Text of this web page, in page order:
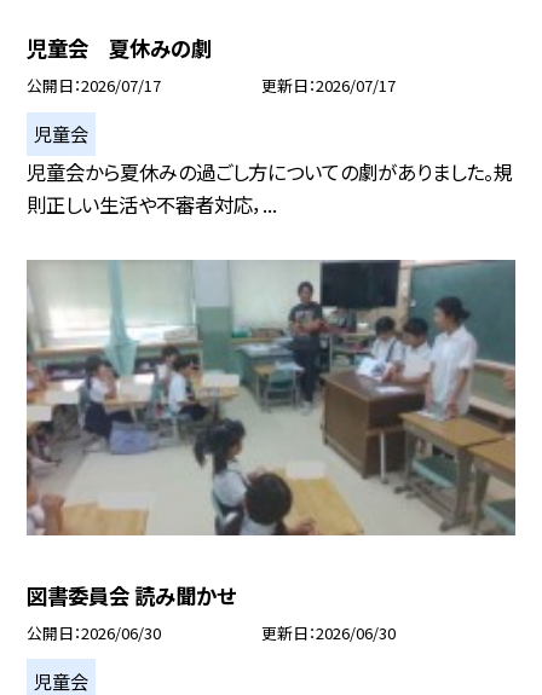
児童会 夏休みの劇
公開日 2026/07/17 更新日 2026/07/17
児童会
児童会から夏休みの過ごし方についての劇がありました。規
則正しい生活や不審者対応，...
図書委員会 読み聞かせ
公開日 2026/06/30 更新日 2026/06/30
児童会